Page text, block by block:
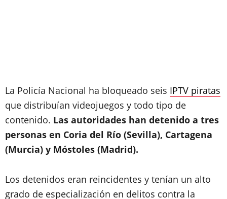
La Policía Nacional ha bloqueado seis IPTV piratas
que distribuían videojuegos y todo tipo de
contenido. Las autoridades han detenido a tres
personas en Coria del Río (Sevilla), Cartagena
(Murcia) y Móstoles (Madrid).
Los detenidos eran reincidentes y tenían un alto
grado de especialización en delitos contra la